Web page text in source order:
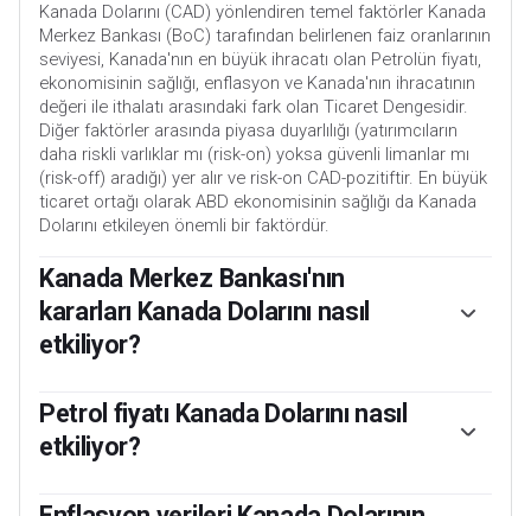
Kanada Dolarını (CAD) yönlendiren temel faktörler Kanada
Merkez Bankası (BoC) tarafından belirlenen faiz oranlarının
seviyesi, Kanada'nın en büyük ihracatı olan Petrolün fiyatı,
ekonomisinin sağlığı, enflasyon ve Kanada'nın ihracatının
değeri ile ithalatı arasındaki fark olan Ticaret Dengesidir.
Diğer faktörler arasında piyasa duyarlılığı (yatırımcıların
daha riskli varlıklar mı (risk-on) yoksa güvenli limanlar mı
(risk-off) aradığı) yer alır ve risk-on CAD-pozitiftir. En büyük
ticaret ortağı olarak ABD ekonomisinin sağlığı da Kanada
Dolarını etkileyen önemli bir faktördür.
Kanada Merkez Bankası'nın
kararları Kanada Dolarını nasıl
etkiliyor?
verebileceği faiz oranlarının seviyesini belirleyerek Kanada
Doları üzerinde önemli bir etkiye sahiptir. Bu da herkes için
faiz oranlarının seviyesini etkilemektedir. BoC'nin ana
enflasyonu %1-3 seviyesinde tutmaktır. Nispeten daha
Petrol fiyatı Kanada Dolarını nasıl
etkiliyor?
faktördür. Petrol Kanada'nın en büyük ihracatıdır, bu